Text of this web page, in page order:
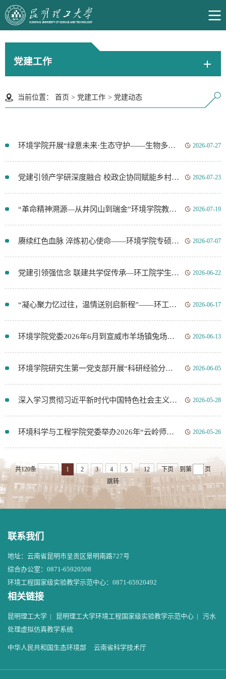
党建工作
当前位置： 首页 > 党建工作 > 党建动态
环境学院开展“绿意未来·生态守护——生物多样性与环境保护研学”活动 2026-07-27
党建引领产学研深度融合 校政企协同赋能乡村生态振兴——环工学院赴威信、镇雄开展红色研学与政校企合作交流 2026-07-23
“革命精神溯源—从井冈山到瑞金”环境学院教工一支部、教工二支部开展“一流党建培育”专题培训 2026-07-19
赓续红色血脉 淬炼初心使命——环境学院专硕二支部和研究生一支部联合开展红色研学活动 2026-07-07
党建引领强信念 联建共学促传承—环工院学生二支部与研究生二支部开展主题实践研学活动 2026-06-22
“凝心聚力忆过往，温情送别启新程”——环工院学生第一党支部6月党员大会 2026-06-17
环境学院党委2026年6月到宣威市羊场镇兔场村开展乡村振兴社会服务工作 2026-06-13
环境学院研究生第一党支部开展“科研经验分享与主题党日”活动 2026-06-05
深入学习贯彻习近平新时代中国特色社会主义思想，以高质量共建“一带一路”，推动构建周边命运共同体 2026-05-28
环境科学与工程学院党委举办2026年“云岭师生说”宣讲活动 2026-05-26
共120条 上页 1 2 3 4 5 ... 12 下页 到第
页
跳转
联系我们
地址：云南省昆明市呈贡区景明南路727号
综合办公室：0871-65920508
环境工程国家级实验教学示范中心：0871-65920492
相关链接
昆明理工大学 | 昆明理工大学环境工程国家级实验教学示范中心 | 污水
处理虚拟仿真教学系统
中华人民共和国生态环境部 云南省科学技术厅